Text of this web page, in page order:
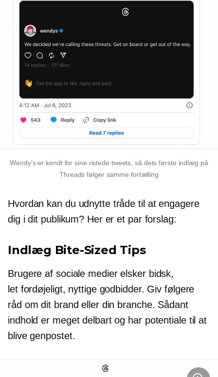
Wendy's er kendt for sine ristede tweets, så dets første indlæg på
Threads følger samme fortælling
Hvordan kan du udnytte tråde til at engagere
dig i dit publikum? Her er et par forslag:
Indlæg Bite-Sized Tips
Brugere af sociale medier elsker bidsk,
let fordøjeligt, nyttige godbidder. Giv følgere
råd om dit brand eller din branche. Sådant
indhold er meget delbart og har potentiale til at
blive genpostet.